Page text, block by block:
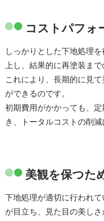
コストパフォ
しっかりとした下地処理
上し、結果的に再塗装ま
これにより、長期的に見
ができるのです。
初期費用がかかっても、
き、トータルコストの削減
美観を保つた
下地処理が適切に行われ
が目立ち、見た目の美しさ